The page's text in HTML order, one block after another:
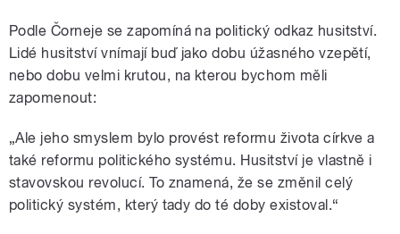
Podle Čorneje se zapomíná na politický odkaz husitství.
Lidé husitství vnímají buď jako dobu úžasného vzepětí,
nebo dobu velmi krutou, na kterou bychom měli
zapomenout:
„Ale jeho smyslem bylo provést reformu života církve a
také reformu politického systému. Husitství je vlastně i
stavovskou revolucí. To znamená, že se změnil celý
politický systém, který tady do té doby existoval.“